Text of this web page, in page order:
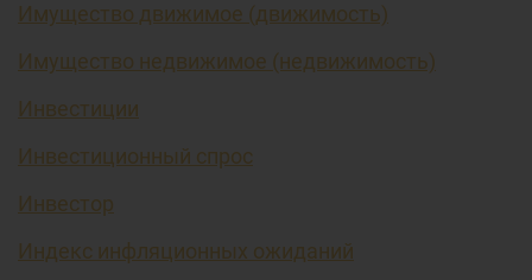
Имущество движимое (движимость)
Имущество недвижимое (недвижимость)
Инвестиции
Инвестиционный спрос
Инвестор
Индекс инфляционных ожиданий